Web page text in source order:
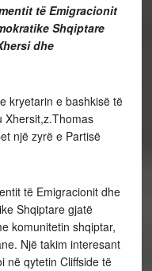
të Emigracionit
Shqiptare
dhe
kryetarin e bashkisë të
Xhersit,z.Thomas
një zyrë e Partisë
të Emigracionit dhe
Shqiptare gjatë
komunitetin shqiptar,
Një takim interesant
në qytetin Cliffside të